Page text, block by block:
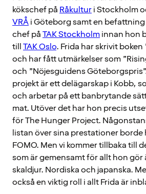
kökschef på Råkulturi Stockholm
VRÅi Göteborg samt en
chef påTAK Stockholminnan hon
tillTAK Oslo. Frida har skrivit boken
och har fått utmärkelser som
och ”Nöjesguidens
projekt är ett delägarskap i Kobb,
och arbetar på ett banbrytande
mat. Utöver det har hon precis
för The Hunger Project.
listan över sina prestationer borde
FOMO. Men vi kommer tillbaka till
som är gemensamt för allt hon gör
skaldjur. Nordiska och japanska.
också en viktig roll i allt Frida är